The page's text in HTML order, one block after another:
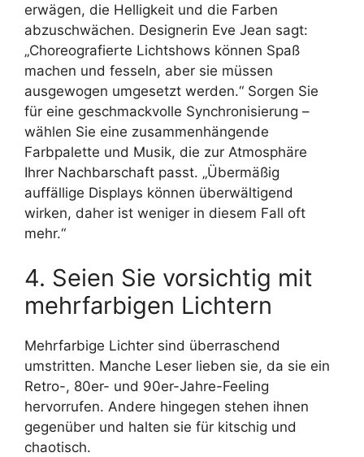
erwägen, die Helligkeit und die Farben
abzuschwächen. Designerin Eve Jean sagt:
„Choreografierte Lichtshows können Spaß
machen und fesseln, aber sie müssen
ausgewogen umgesetzt werden.“ Sorgen Sie
für eine geschmackvolle Synchronisierung –
wählen Sie eine zusammenhängende
Farbpalette und Musik, die zur Atmosphäre
Ihrer Nachbarschaft passt. „Übermäßig
auffällige Displays können überwältigend
wirken, daher ist weniger in diesem Fall oft
mehr.“
4. Seien Sie vorsichtig mit
mehrfarbigen Lichtern
Mehrfarbige Lichter sind überraschend
umstritten. Manche Leser lieben sie, da sie ein
Retro-, 80er- und 90er-Jahre-Feeling
hervorrufen. Andere hingegen stehen ihnen
gegenüber und halten sie für kitschig und
chaotisch.